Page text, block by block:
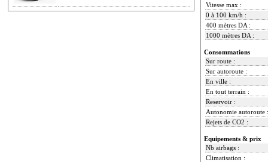
Vitesse max :
0 à 100 km/h :
400 mètres DA :
1000 mètres DA :
Consommations
Sur route :
Sur autoroute :
En ville :
En tout terrain :
Reservoir :
Autonomie autoroute :
Rejets de CO2 :
Equipements & prix
Nb airbags :
Climatisation :